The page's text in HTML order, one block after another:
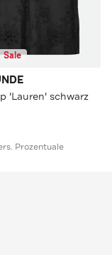
Sale
'Lauren' schwarz
Prozentuale